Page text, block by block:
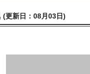
(更新日：08月03日)